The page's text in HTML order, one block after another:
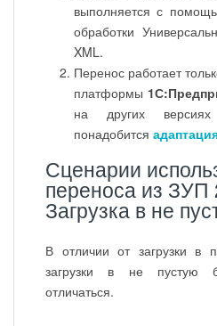
выполняется с
обработки
XML.
Перенос работает
платформы
на других
понадобится
Сценарии
переноса из ЗУП
Загрузка в не
В отличии от загрузки в
загрузки в не пустую
отличаться.